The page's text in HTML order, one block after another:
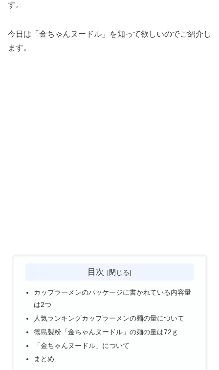
す。
今日は「金ちゃんヌードル」を知って欲しいのでご紹介し
ます。
目次
カップラーメンのパッケージに書かれている内容量
は2つ
人気ランキングカップラーメンの麺の量について
徳島製粉「金ちゃんヌードル」の麺の量は72ｇ
「金ちゃんヌードル」について
まとめ